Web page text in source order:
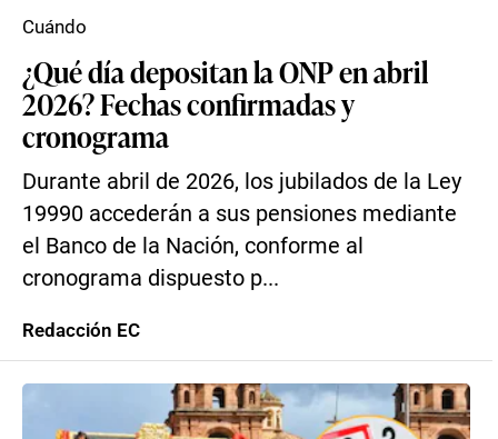
¿Qué día depositan la ONP en abril
2026? Fechas confirmadas y
cronograma
Durante abril de 2026, los jubilados de la Ley
19990 accederán a sus pensiones mediante
el Banco de la Nación, conforme al
cronograma dispuesto p...
Cuándo
Redacción EC